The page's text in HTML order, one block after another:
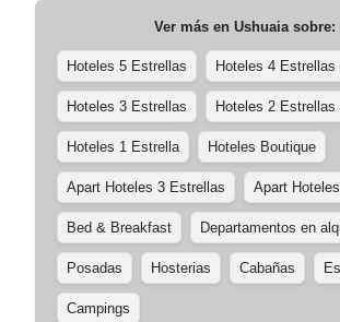
Ver más en Ushuaiasobre:
Hoteles 5 Estrellas Hoteles 4 Estrellas
Hoteles 3 Estrellas Hoteles 2 Estrellas
Hoteles 1 Estrella Hoteles Boutique
Apart Hoteles 3 Estrellas Apart Hoteles
Bed & Breakfast Departamentos en
Posadas Hosterias Cabañas
Campings